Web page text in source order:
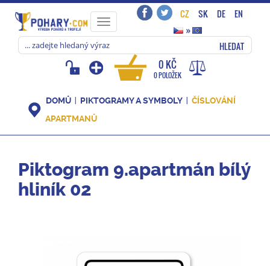
Toggle
navigation
CZ SK DE
EN
»
HLEDAT
0 KČ
0 POLOŽEK
DOMŮ PIKTOGRAMY A SYMBOLY
ČÍSLOVÁNÍ
APARTMANŮ
Piktogram 9.apartmán bílý
hliník 02